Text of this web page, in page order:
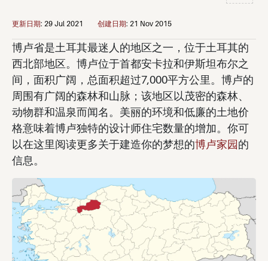
更新日期: 29 Jul 2021 创建日期: 21 Nov 2015
博卢省是土耳其最迷人的地区之一，位于土耳其的
西北部地区。博卢位于首都安卡拉和伊斯坦布尔之
间，面积广阔，总面积超过7,000平方公里。博卢的
周围有广阔的森林和山脉；该地区以茂密的森林、
动物群和温泉而闻名。美丽的环境和低廉的土地价
格意味着博卢独特的设计师住宅数量的增加。你可
以在这里阅读更多关于建造你的梦想的博卢家园的
信息。